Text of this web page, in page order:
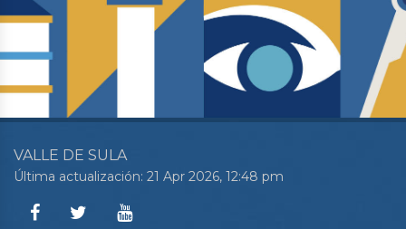
VALLE DE SULA
Última actualización: 21 Apr 2026, 12:48 pm